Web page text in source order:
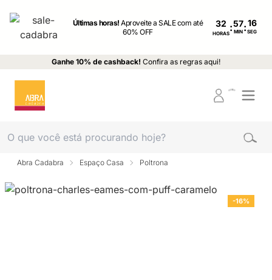
Últimas horas!Aproveite a SALE com até
60% OFF
32
HORAS: MIN : SEG
Ganhe 10% de cashback! Confira as regras aqui!
Abra Cadabra Espaço Casa Poltrona
-16%